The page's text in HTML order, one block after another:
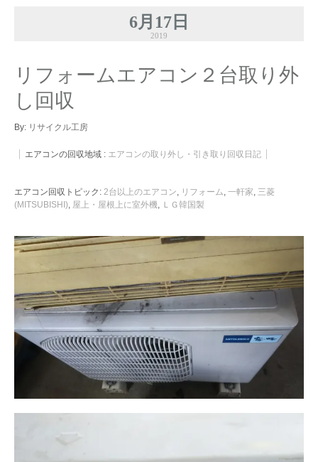
6月17日
2019
リフォームエアコン２台取り外
し回収
By: リサイクル工房
エアコンの回収地域 : エアコンの取り外し・引き取り回収日記
エアコン回収トピック: 2台以上のエアコン リフォーム 一軒家 三菱
(MITSUBISHI) 屋上・屋根上に室外機 ＬＧ韓国製